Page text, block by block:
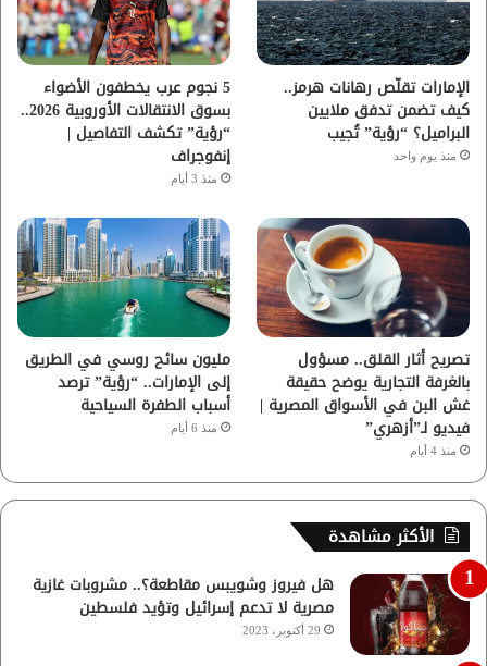
ك
ب
ر
م
الإمارات تقلّص رهانات هرمز..
كيف تضمن تدفق ملايين
البراميل؟ “رؤية” تُجيب
منذ يوم واحد
5 نجوم عرب يخطفون الأضواء
بسوق الانتقالات الأوروبية 2026..
“رؤية” تكشف التفاصيل |
إنفوجراف
منذ 3 أيام
تصريح أثار القلق.. مسؤول
بالغرفة التجارية يوضح حقيقة
غش البن في الأسواق المصرية |
فيديو لـ”أزهري”
منذ 4 أيام
مليون سائح روسي في الطريق
إلى الإمارات.. “رؤية” ترصد
أسباب الطفرة السياحية
منذ 6 أيام
الأكثر مشاهدة
هل فيروز وشويبس مقاطعة؟.. مشروبات غازية
مصرية لا تدعم إسرائيل وتؤيد فلسطين
29 أكتوبر، 2023